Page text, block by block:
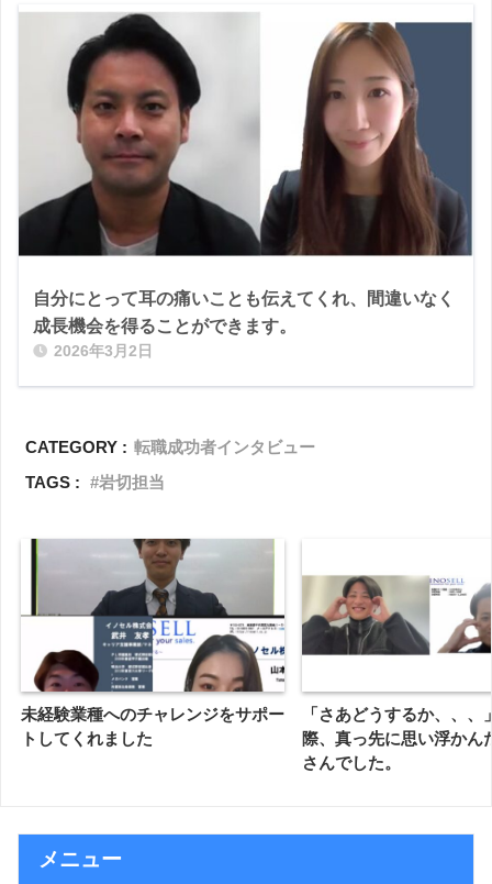
自分にとって耳の痛いことも伝えてくれ、間違いなく
成長機会を得ることができます。
2026年3月2日
CATEGORY : 転職成功者インタビュー
TAGS :
岩切担当
未経験業種へのチャレンジをサポー
トしてくれました
「さあどうするか、、、
際、真っ先に思い浮かん
さんでした。
メニュー